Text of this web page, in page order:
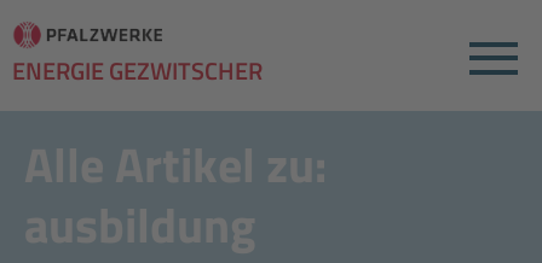
ENERGIE GEZWITSCHER Menu
Alle Artikel zu:
ausbildung